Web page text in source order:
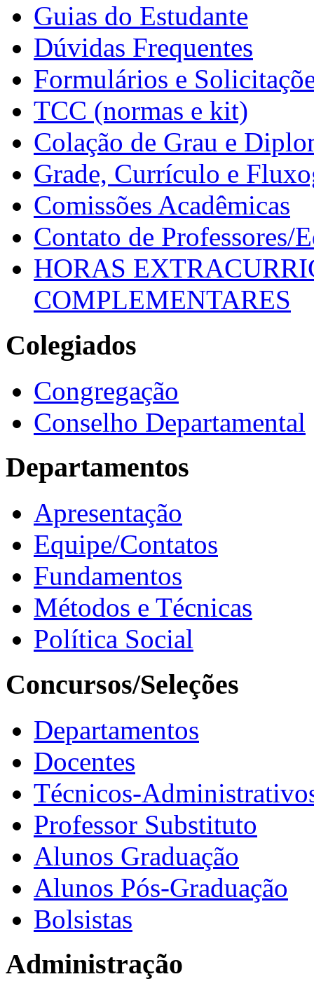
Guias do Estudante
Dúvidas Frequentes
Formulários e
TCC (normas e kit)
Colação de Grau e
Grade, Currículo e
Comissões Acadêmicas
Contato de Professores/
HORAS
COMPLEMENTARES
Colegiados
Congregação
Conselho Departamental
Departamentos
Apresentação
Equipe/Contatos
Fundamentos
Métodos e Técnicas
Política Social
Concursos/Seleções
Departamentos
Docentes
Técnicos-
Professor Substituto
Alunos Graduação
Alunos Pós-Graduação
Bolsistas
Administração